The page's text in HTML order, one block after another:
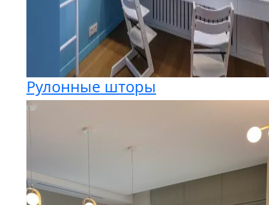
Рулонные шторы